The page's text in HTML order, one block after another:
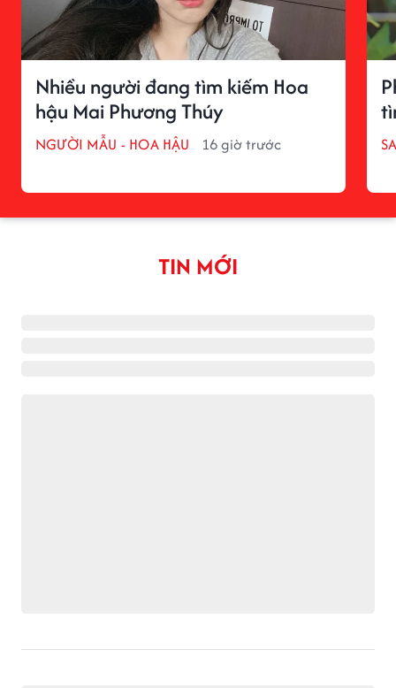
Nhiều người đang tìm kiếm Hoa
hậu Mai Phương Thúy
NGƯỜI MẪU - HOA HẬU 16 giờ trước
TIN MỚI